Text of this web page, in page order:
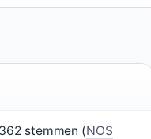
stemmen (NOS